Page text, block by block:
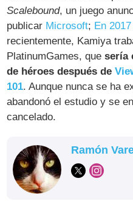
Scalebound, un juego
publicar Microsoft; En
recientemente, Kamiya
PlatinumGames, quesería
de héroes después de
101. Aunque nunca se ha
abandonó el estudio y se
cancelado.
Ramón